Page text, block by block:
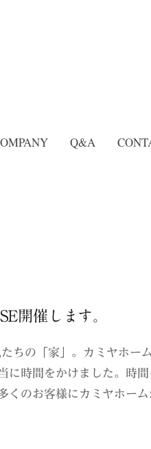
Q&A
開催します。
ちの「家」。カミヤホー
時間をかけました。時
くのお客様にカミヤホー